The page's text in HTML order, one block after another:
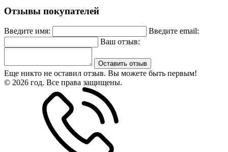
Отзывы покупателей
Введите имя:
Введите email:
Ваш отзыв:
Оставить отзыв
Еще никто не оставил отзыв. Вы можете быть первым!
© 2026 год. Все права защищены.